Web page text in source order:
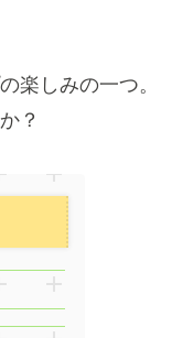
楽しみの一つ。
？